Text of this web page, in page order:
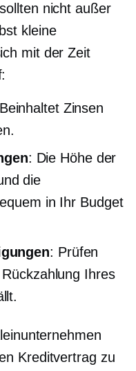
nicht außer
kleine
mit der Zeit
Zinsen
: Die Höhe der
die
in Ihr Budget
: Prüfen
Ihres
Kreditvertrag zu